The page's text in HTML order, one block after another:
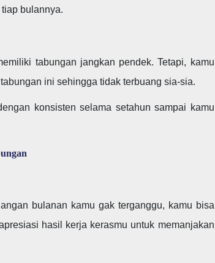
bulannya.
tabungan jangkan pendek. Tetapi, kamu
ini sehingga tidak terbuang sia-sia.
konsisten selama setahun sampai kamu
bulanan kamu gak terganggu, kamu bisa
hasil kerja kerasmu untuk memanjakan